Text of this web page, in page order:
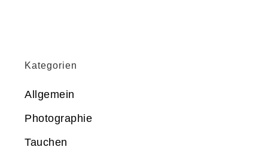
Kategorien
Allgemein
Photographie
Tauchen